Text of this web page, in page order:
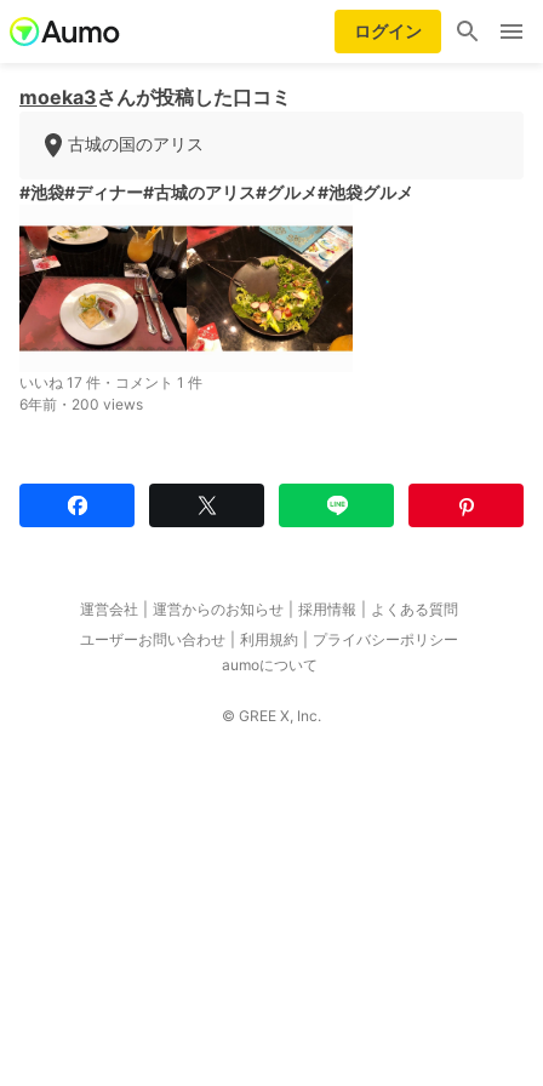
ログイン
moeka3さんが投稿した口コミ
古城の国のアリス
#池袋#ディナー#古城のアリス#グルメ#池袋グルメ
いいね 17 件・コメント 1 件
6年前・200 views
運営会社 運営からのお知らせ 採用情報
よくある質問
ユーザーお問い合わせ
利用規約
プライバシーポリシー
aumoについて
© GREE X, Inc.